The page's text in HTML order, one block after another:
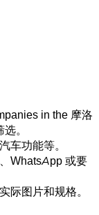
in the 摩洛
。
车功能等。
WhatsApp 或要
际图片和规格。